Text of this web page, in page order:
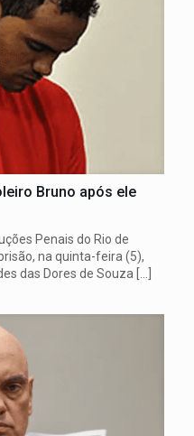
Bruno após ele
Penais do Rio de
na quinta-feira (5),
das Dores de Souza